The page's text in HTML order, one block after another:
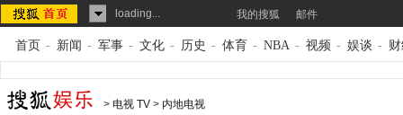
loading... 我的搜狐 邮件
首页 - 新闻 - 军事 - 文化 - 历史 - 体育 - NBA - 视频 - 娱谈 -
> 电视 TV > 内地电视